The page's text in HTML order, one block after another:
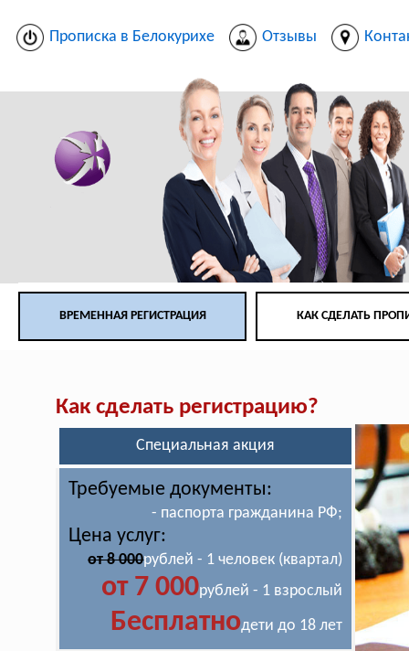
Прописка в Белокурихе Отзывы
ВРЕМЕННАЯ РЕГИСТРАЦИЯ КАК СДЕЛАТЬ
Как сделать регистрацию?
Специальная акция
Требуемые документы:
- паспорта гражданина РФ;
Цена услуг:
от 8 000рублей - 1 человек (квартал)
от 7 000рублей - 1 взрослый
Бесплатнодети до 18 лет